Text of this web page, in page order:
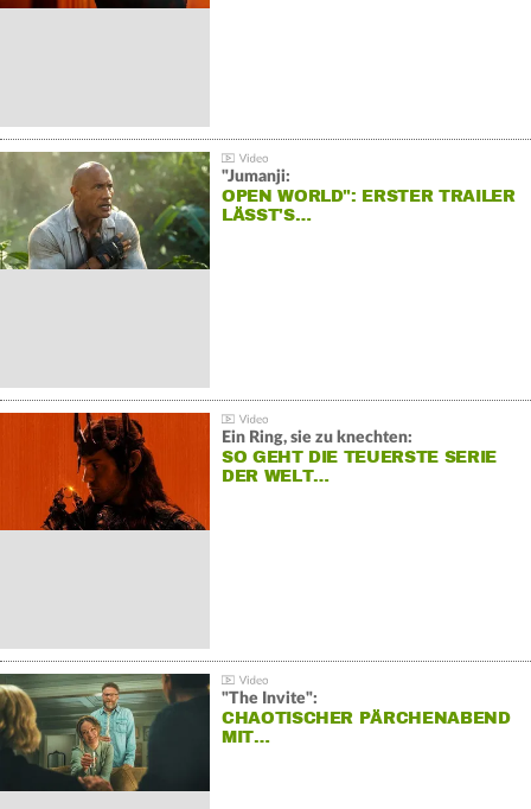
"Jumanji:
OPEN WORLD": ERSTER TRAILER
LÄSST'S…
Ein Ring, sie zu knechten:
SO GEHT DIE TEUERSTE SERIE
DER WELT…
"The Invite":
CHAOTISCHER PÄRCHENABEND
MIT…